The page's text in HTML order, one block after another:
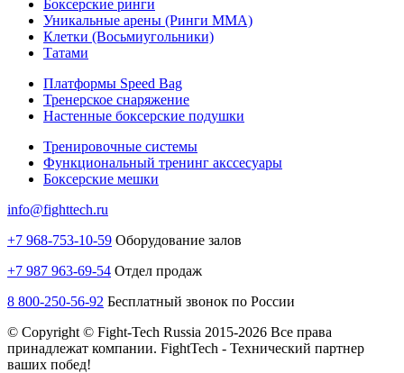
Боксерские ринги
Уникальные арены (Ринги ММА)
Клетки (Восьмиугольники)
Татами
Платформы Speed Bag
Тренерское снаряжение
Настенные боксерские подушки
Тренировочные системы
Функциональный тренинг акссесуары
Боксерские мешки
info@fighttech.ru
+7 968-753-10-59 Оборудование залов
+7 987 963-69-54 Отдел продаж
8 800-250-56-92 Бесплатный звонок по России
© Copyright © Fight-Tech Russia 2015-2026 Все права
принадлежат компании. FightTech - Технический партнер
ваших побед!